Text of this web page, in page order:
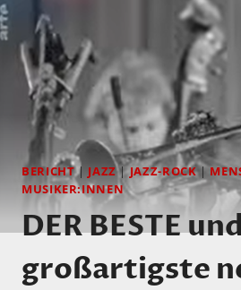
BERICHT| JAZZ|JAZZ-ROCK|
MUSIKER:INNEN
DER BESTE
großartigste